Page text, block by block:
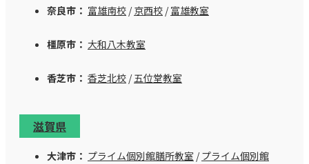
奈良市： 富雄南校 /京西校 /富雄教室
橿原市： 大和八木教室
香芝市： 香芝北校 /五位堂教室
滋賀県
大津市： プライム個別館膳所教室 /プライム個別館